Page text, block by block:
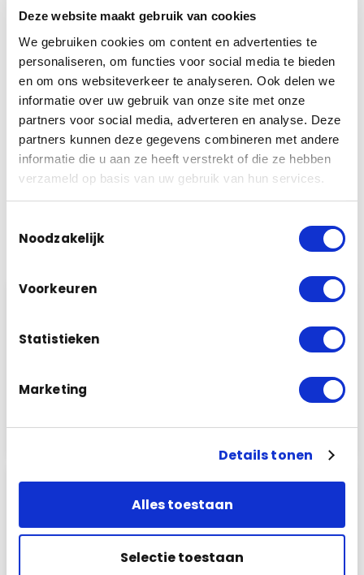
Deze website maakt gebruik van cookies
We gebruiken cookies om content en advertenties te
personaliseren, om functies voor social media te bieden
en om ons websiteverkeer te analyseren. Ook delen we
informatie over uw gebruik van onze site met onze
partners voor social media, adverteren en analyse. Deze
partners kunnen deze gegevens combineren met andere
informatie die u aan ze heeft verstrekt of die ze hebben
verzameld op basis van uw gebruik van hun services.
Noodzakelijk
Voorkeuren
Statistieken
Marketing
Details tonen
Alles toestaan
Selectie toestaan
Wij komen graag bij u langs voor persoonlijk advies, op
deze manier weet u precies wat wel en niet kan, mag en
wat het zou gaan kosten. Maar als u een goede
indicatievan de kosten wenst dan kan u de
Camerabewaking calculator gebruiken op onze website.
Met de camerabewaking calculator kan u uitrekenen wat
een camerabewaking set zou kosten incl montage en
installatie in uw situatie.
Onze werkwijze
1
U doet bij ons een vrijblijvende aanvraag
voor uw persoonlijke offerte voor een
intercom. Aan de hand van uw aanvraag
contact mag u ons natuurlijk ook bellen.
Advies op locatie
Wij komen graag bij u langs om uw
persoonlijke situatie te bekijken en met u